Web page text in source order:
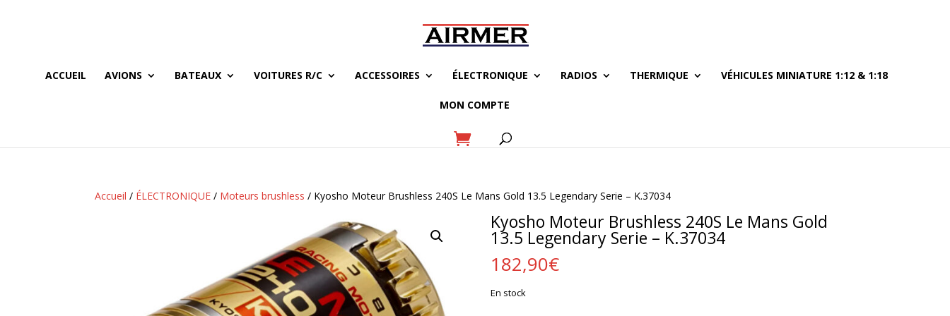
ACCUEIL AVIONS BATEAUX VOITURES R/C ACCESSOIRES ÉLECTRONIQUE RADIOS THERMIQUE VÉHICULES MINIATURE 1:12 & 1:18
MON COMPTE
Accueil / ÉLECTRONIQUE / Moteurs brushless / Kyosho Moteur Brushless 240S Le Mans Gold 13.5 Legendary Serie – K.37034
Kyosho Moteur Brushless 240S Le Mans Gold
13.5 Legendary Serie – K.37034
182,90€
En stock